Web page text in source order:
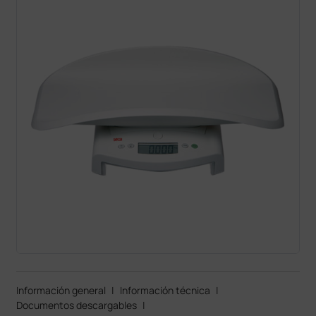
Información general | Información técnica |
Documentos descargables |